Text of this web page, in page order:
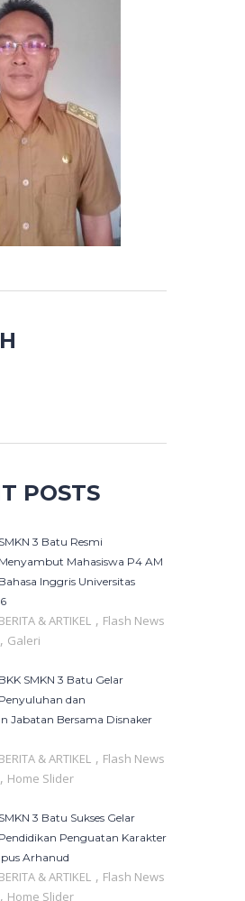
POSTS
SMKN 3 Batu Resmi
Menyambut Mahasiswa P4 AM
Bahasa Inggris Universitas
BERITA & ARTIKEL , Flash News
, Galeri
BKK SMKN 3 Batu Gelar
Penyuluhan dan
Jabatan Bersama Disnaker
BERITA & ARTIKEL , Flash News
, Home Slider
SMKN 3 Batu Sukses Gelar
Pendidikan Penguatan Karakter
Arhanud
BERITA & ARTIKEL , Flash News
, Home Slider